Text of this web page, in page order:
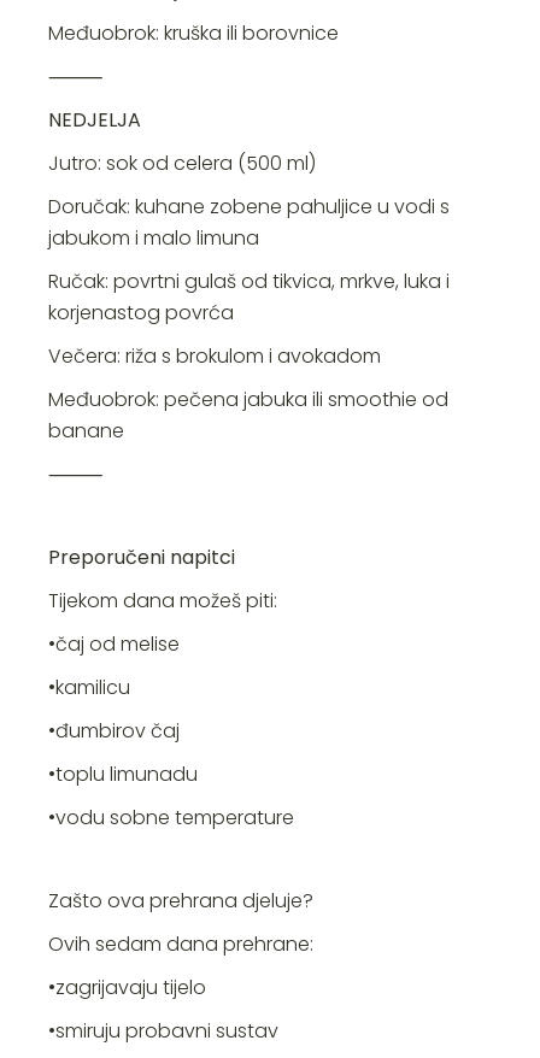
Međuobrok: kruška ili borovnice
⸻
NEDJELJA
Jutro: sok od celera (500 ml)
Doručak: kuhane zobene pahuljice u vodi s
jabukom i malo limuna
Ručak: povrtni gulaš od tikvica, mrkve, luka i
korjenastog povrća
Večera: riža s brokulom i avokadom
Međuobrok: pečena jabuka ili smoothie od
banane
⸻
Preporučeni napitci
Tijekom dana možeš piti:
•čaj od melise
•kamilicu
•đumbirov čaj
•toplu limunadu
•vodu sobne temperature
Zašto ova prehrana djeluje?
Ovih sedam dana prehrane:
•zagrijavaju tijelo
•smiruju probavni sustav